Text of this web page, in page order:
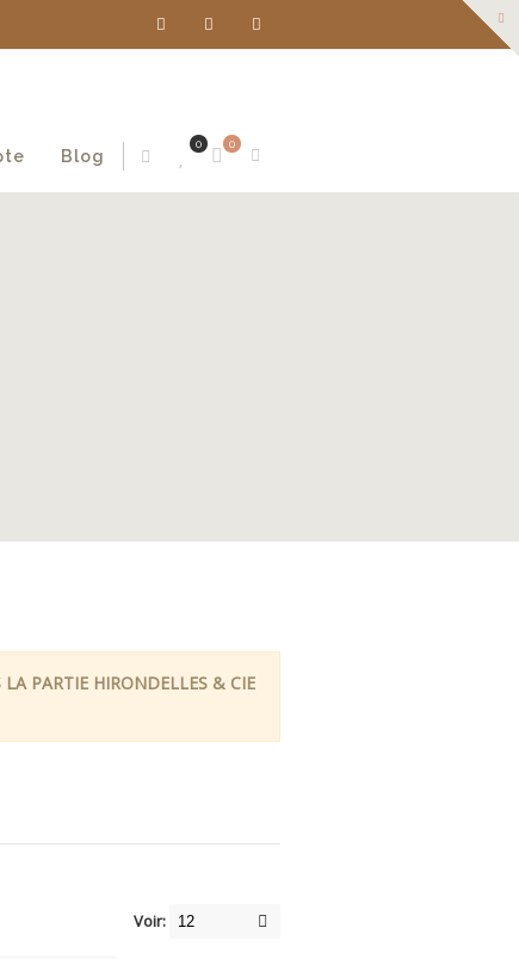
0
0
Blog
PARTIE HIRONDELLES & CIE
Voir: